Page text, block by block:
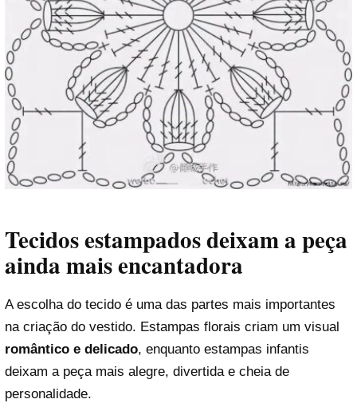
Tecidos estampados deixam a peça
ainda mais encantadora
A escolha do tecido é uma das partes mais importantes
na criação do vestido. Estampas florais criam um visual
romântico e delicado, enquanto estampas infantis
deixam a peça mais alegre, divertida e cheia de
personalidade.